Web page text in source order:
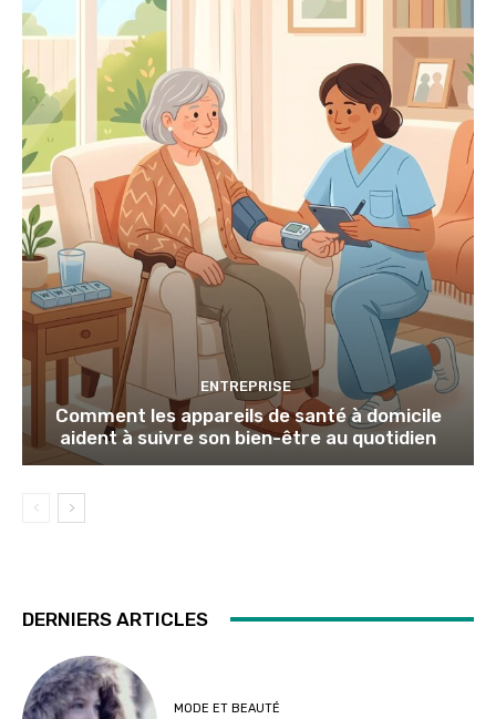
ENTREPRISE
Comment les appareils de santé à domicile
aident à suivre son bien-être au quotidien
DERNIERS ARTICLES
MODE ET BEAUTÉ